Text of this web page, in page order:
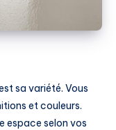
sa variété. Vous
et couleurs.
espace selon vos